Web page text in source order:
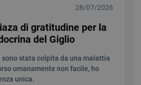
28/07/2026
di gratitudine per la
del Giglio
sono stata colpita da una malattia
umanamente non facile, ho
unica.